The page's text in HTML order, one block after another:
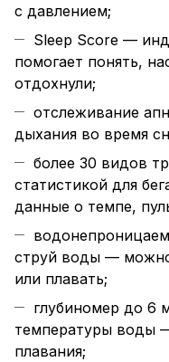
с давлением;
Sleep Score —
помогает понять,
отдохнули;
отслеживание
дыхания во время
более 30 видов
статистикой для
данные о темпе,
струй воды —
или плавать;
глубиномер до 6
температуры воды
плавания;